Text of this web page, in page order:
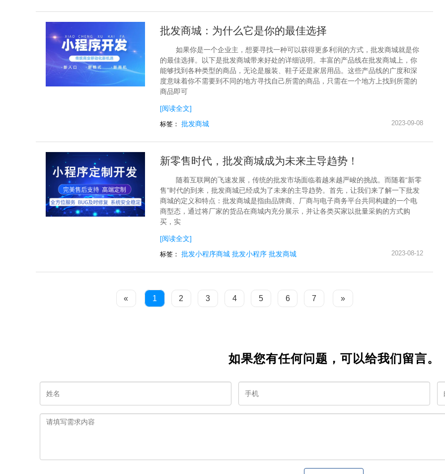
批发商城：为什么它是你的最佳选择
如果你是一个企业主，想要寻找一种可以获得更多利润的方式，批发商城就是你
的最佳选择。以下是批发商城带来好处的详细说明。丰富的产品线在批发商城上，你
能够找到各种类型的商品，无论是服装、鞋子还是家居用品。这些产品线的广度和深
度意味着你不需要到不同的地方寻找自己所需的商品，只需在一个地方上找到所需的
商品即可
[阅读全文]
标签： 批发商城 2023-09-08
新零售时代，批发商城成为未来主导趋势！
随着互联网的飞速发展，传统的批发市场面临着越来越严峻的挑战。而随着“新零
售”时代的到来，批发商城已经成为了未来的主导趋势。首先，让我们来了解一下批发
商城的定义和特点：批发商城是指由品牌商、厂商与电子商务平台共同构建的一个电
商型态，通过将厂家的货品在商城内充分展示，并让各类买家以批量采购的方式购
买，实
[阅读全文]
标签： 批发小程序商城 批发小程序 批发商城 2023-08-12
« 1 2 3 4 5 6 7 »
如果您有任何问题，可以给我们留言。